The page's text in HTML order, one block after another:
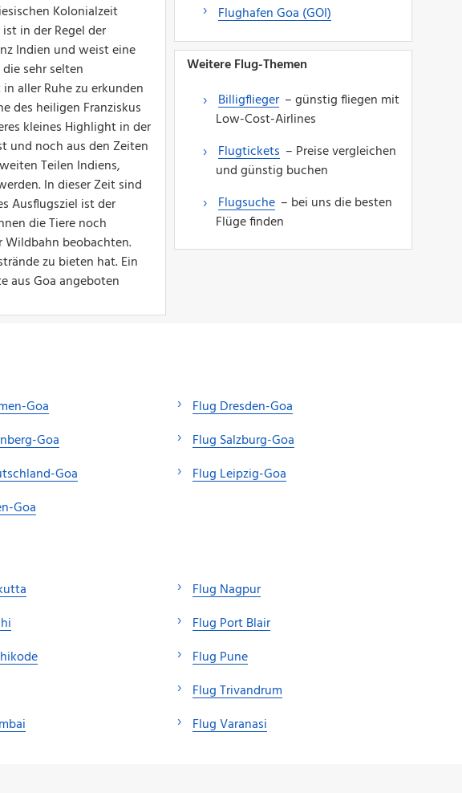
Kolonialzeit
in der Regel der
Indien und weist eine
sehr selten
aller Ruhe zu erkunden
des heiligen Franziskus
kleines Highlight in der
und noch aus den Zeiten
Teilen Indiens,
In dieser Zeit sind
Ausflugsziel ist der
die Tiere noch
Wildbahn beobachten.
zu bieten hat. Ein
aus Goa angeboten
Flughafen Goa (GOI)
Weitere Flug-Themen
Billigflieger – günstig fliegen mit
Low-Cost-Airlines
Flugtickets – Preise vergleichen
und günstig buchen
Flugsuche – bei uns die besten
Flüge finden
Goa
Goa
Goa
Goa
Flug Dresden-Goa
Flug Salzburg-Goa
Flug Leipzig-Goa
Flug Nagpur
Flug Port Blair
Flug Pune
Flug Trivandrum
Flug Varanasi